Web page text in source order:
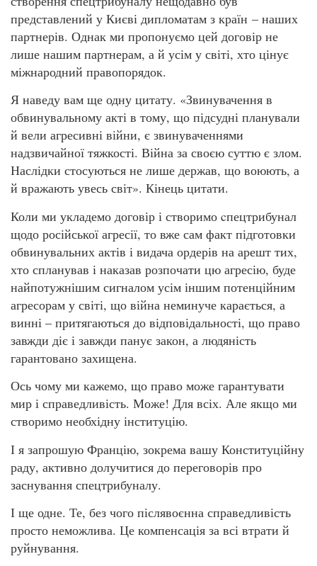
представлений у Києві дипломатам з країн – наших
партнерів. Однак ми пропонуємо цей договір не
лише нашим партнерам, а й усім у світі, хто цінує
міжнародний правопорядок.
Я наведу вам ще одну цитату. «Звинувачення в
обвинувальному акті в тому, що підсудні планували
й вели агресивні війни, є звинуваченнями
надзвичайної тяжкості. Війна за своєю суттю є злом.
Наслідки стосуються не лише держав, що воюють, а
й вражають увесь світ». Кінець цитати.
Коли ми укладемо договір і створимо cпецтрибунал
щодо російської агресії, то вже сам факт підготовки
обвинувальних актів і видача ордерів на арешт тих,
хто спланував і наказав розпочати цю агресію, буде
найпотужнішим сигналом усім іншим потенційним
агресорам у світі, що війна неминуче карається, а
винні – притягаються до відповідальності, що право
завжди діє і завжди панує закон, а людяність
гарантовано захищена.
Ось чому ми кажемо, що право може гарантувати
мир і справедливість. Може! Для всіх. Але якщо ми
створимо необхідну інституцію.
І я запрошую Францію, зокрема вашу Конституційну
раду, активно долучитися до переговорів про
заснування спецтрибуналу.
І ще одне. Те, без чого післявоєнна справедливість
просто неможлива. Це компенсація за всі втрати й
руйнування.